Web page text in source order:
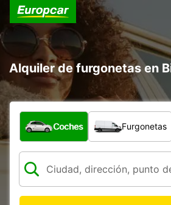
Alquiler de furgonetas en
¿Qué tipo de vehículo?
Coches Furgonetas